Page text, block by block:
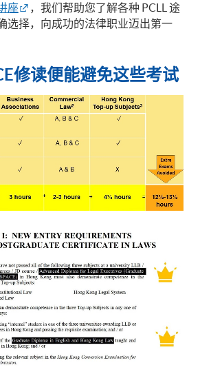
座
，我们帮助您了解各种 PCLL 途
选择，向成功的法律职业迈出第一
修读便能避免这些考试